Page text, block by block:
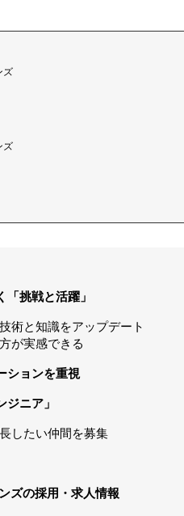
ズ
ズ
挑戦と活躍」
術と知識をアップデート
が実感できる
ションを重視
ニア」
したい仲間を募集
ズの採用・求人情報